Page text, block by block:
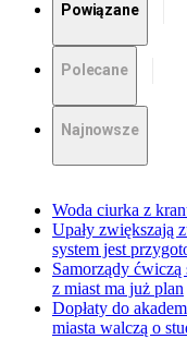
Powiązane
Polecane
Najnowsze
Woda ciurka z
Upały zwiększają
system jest
Samorządy ćwiczą
z miast ma już plan
Dopłaty do
miasta walczą o